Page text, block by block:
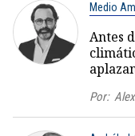
Medio
Antes
Por: